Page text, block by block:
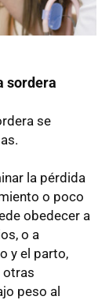
sordera
se
la pérdida
o poco
obedecer a
o a
y el parto,
otras
peso al